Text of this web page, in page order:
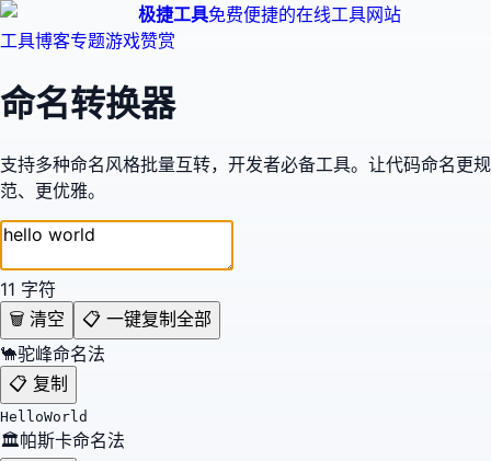
极捷工具免费便捷的在线工具网站
工具博客专题游戏赞赏
命名转换器
支持多种命名风格批量互转，开发者必备工具。让代码命名更规
范、更优雅。
11 字符
🗑️ 清空
📋 一键复制全部
🐪驼峰命名法
📋 复制
HelloWorld
🏛️帕斯卡命名法